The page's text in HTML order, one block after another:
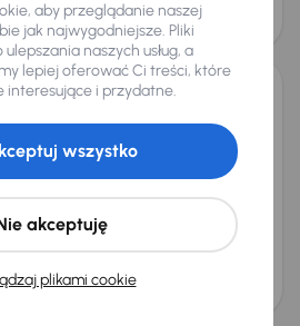
Klimatronic
przed
Cena po obniżce
51 000 zł
aby przeglądanie naszej
jak najwygodniejsze. Pliki
naszych usług, a
lepiej oferować Ci treści, które
interesujące i przydatne.
plikami cookie
akceptuję
wszystko